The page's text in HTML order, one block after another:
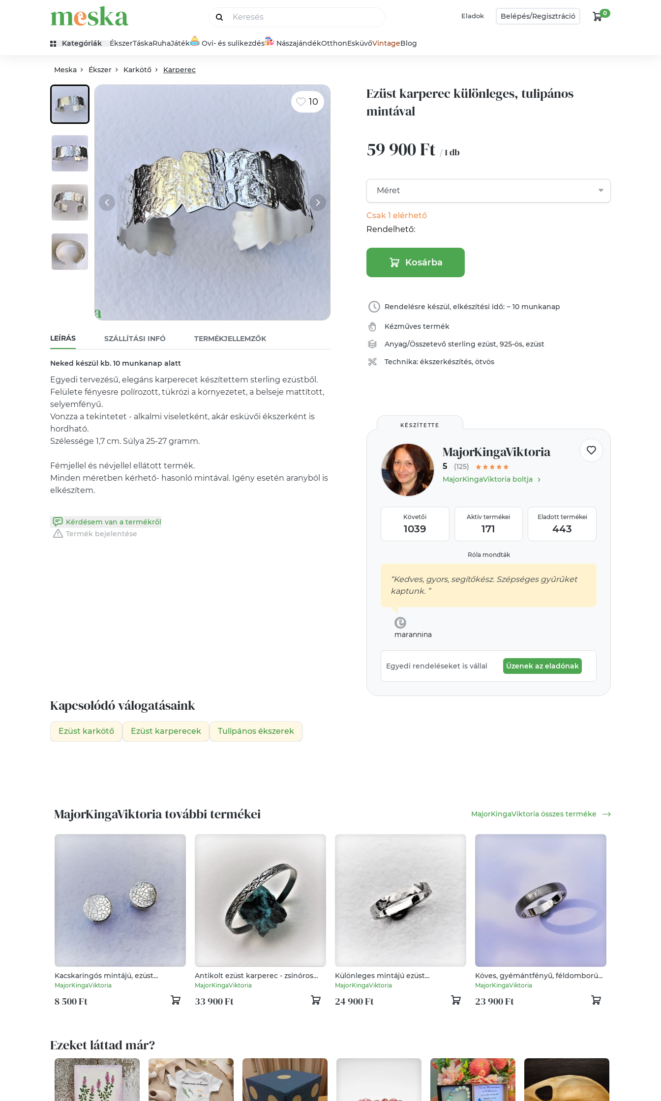
Eladok Belépés/Regisztráció 0
Kategóriák ÉkszerTáskaRuhaJáték Ovi- és sulikezdés NászajándékOtthonEsküvőVintageBlog
Meska Ékszer Karkötő Karperec
10
LEÍRÁS SZÁLLÍTÁSI INFÓ TERMÉKJELLEMZŐK
Neked készül kb. 10 munkanap alatt
Egyedi tervezésű, elegáns karperecet készítettem sterling ezüstből.
Felülete fényesre polírozott, tükrözi a környezetet, a belseje mattított,
selyemfényű.
Vonzza a tekintetet - alkalmi viseletként, akár esküvői ékszerként is
hordható.
Szélessége 1,7 cm. Súlya 25-27 gramm.
Fémjellel és névjellel ellátott termék.
Minden méretben kérhető- hasonló mintával. Igény esetén aranyból is
Kérdésem van a termékről
Termék bejelentése
Ezüst karperec különleges, tulipános
mintával
59 900 Ft / 1 db
Csak 1 elérhető
Rendelhető:
Kosárba
Rendelésre készül, elkészítési idő: ~ 10 munkanap
Kézműves termék
Anyag/Összetevősterling ezüst,925-ös,ezüst
Technika:ékszerkészítés,ötvös
KÉSZÍTETTE
MajorKingaViktoria
5
(125)
MajorKingaViktoria boltja
›
Követői
1039
Aktív termékei
171
Eladott termékei
443
Róla mondták
“Kedves, gyors, segítőkész. Szépséges gyűrűket
kaptunk. ”
marannina
Egyedi rendeléseket is vállal Üzenek az eladónak
Kapcsolódó válogatásaink
Ezüst karkötő Ezüst karperecek Tulipános ékszerek
MajorKingaViktoria további termékei MajorKingaViktoria összes terméke
Kacskaringós mintájú, ezüst
bedugós fülbevaló
MajorKingaViktoria
8 500 Ft
Antikolt ezüst karperec - zsinóros
mintával
MajorKingaViktoria
33 900 Ft
Különleges mintájú ezüst
karikagyűrű
MajorKingaViktoria
24 900 Ft
Köves, gyémántfényű, féldomború
ezüst gyűrű
MajorKingaViktoria
23 900 Ft
Ezeket láttad már?